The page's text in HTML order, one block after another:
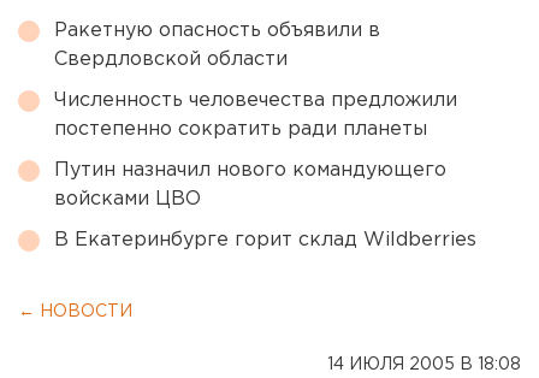
Ракетную опасность объявили в
Свердловской области
Численность человечества предложили
постепенно сократить ради планеты
Путин назначил нового командующего
войсками ЦВО
В Екатеринбурге горит склад Wildberries
← НОВОСТИ
14 ИЮЛЯ 2005 В 18:08